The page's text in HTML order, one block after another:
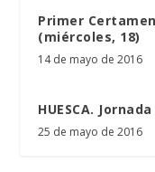
Primer
(miércoles, 18)
14 de mayo de 2016
HUESCA.
25 de mayo de 2016